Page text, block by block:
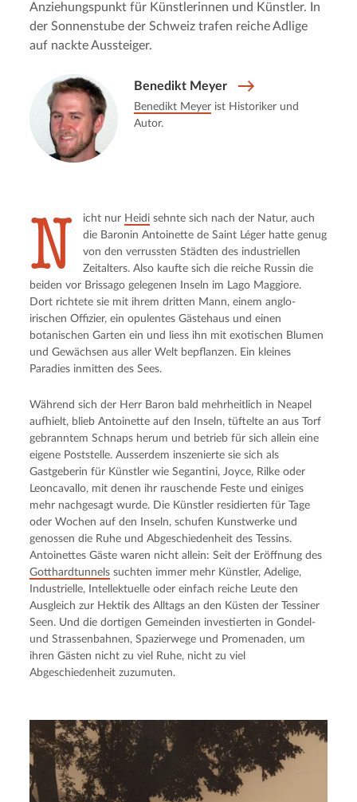
Anziehungspunkt für Künstlerinnen und Künstler. In
der Sonnenstube der Schweiz trafen reiche Adlige
auf nackte Aussteiger.
Benedikt Meyer
Benedikt Meyerist Historiker und
Autor.
N icht nur Heidi sehnte sich nach der Natur, auch
die Baronin Antoinette de Saint Léger hatte genug
von den verrussten Städten des industriellen
Zeitalters. Also kaufte sich die reiche Russin die
beiden vor Brissago gelegenen Inseln im Lago Maggiore.
Dort richtete sie mit ihrem dritten Mann, einem anglo-
irischen Offizier, ein opulentes Gästehaus und einen
botanischen Garten ein und liess ihn mit exotischen Blumen
und Gewächsen aus aller Welt bepflanzen. Ein kleines
Paradies inmitten des Sees.
Während sich der Herr Baron bald mehrheitlich in Neapel
aufhielt, blieb Antoinette auf den Inseln, tüftelte an aus Torf
gebranntem Schnaps herum und betrieb für sich allein eine
eigene Poststelle. Ausserdem inszenierte sie sich als
Gastgeberin für Künstler wie Segantini, Joyce, Rilke oder
Leoncavallo, mit denen ihr rauschende Feste und einiges
mehr nachgesagt wurde. Die Künstler residierten für Tage
oder Wochen auf den Inseln, schufen Kunstwerke und
genossen die Ruhe und Abgeschiedenheit des Tessins.
Antoinettes Gäste waren nicht allein: Seit der Eröffnung des
Gotthardtunnels suchten immer mehr Künstler, Adelige,
Industrielle, Intellektuelle oder einfach reiche Leute den
Ausgleich zur Hektik des Alltags an den Küsten der Tessiner
Seen. Und die dortigen Gemeinden investierten in Gondel-
und Strassenbahnen, Spazierwege und Promenaden, um
ihren Gästen nicht zu viel Ruhe, nicht zu viel
Abgeschiedenheit zuzumuten.